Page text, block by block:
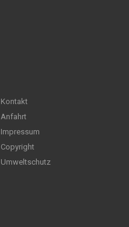
Kontakt
Anfahrt
Impressum
Copyright
Umweltschutz